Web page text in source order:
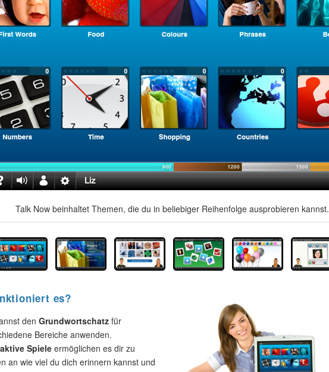
Talk Now beinhaltet Themen, die du in beliebiger Reihenfolge ausprobieren kannst.
es?
den Grundwortschatz für
Bereiche anwenden.
Spiele ermöglichen es dir zu
an wie viel du dich erinnern kannst und